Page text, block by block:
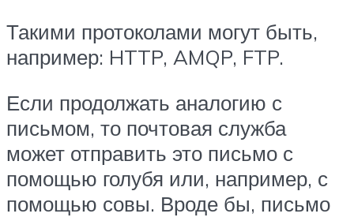
Такими протоколами могут быть,
например: HTTP, AMQP, FTP.
Если продолжать аналогию с
письмом, то почтовая служба
может отправить это письмо с
помощью голубя или, например, с
помощью совы. Вроде бы, письмо